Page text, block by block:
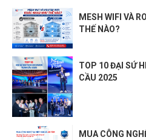
MESH WIFI VÀ
THẾ NÀO?
TOP 10 ĐẠI SỨ
CẦU 2025
MUA CÔNG